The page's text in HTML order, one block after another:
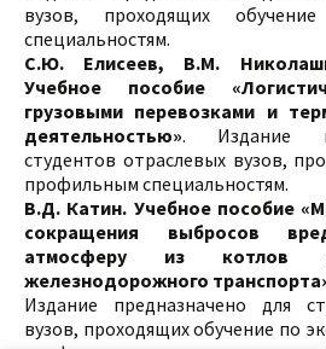
вузов, проходящих
специальностям.
С.Ю. Елисеев, В.М.
Учебное пособие
грузовыми перевозками и
деятельностью». Издание
студентов отраслевых вузов,
профильным специальностям.
В.Д. Катин. Учебное пособие
сокращения выбросов
атмосферу из котлов
железнодорожного
Издание предназначено для
вузов, проходящих обучение по